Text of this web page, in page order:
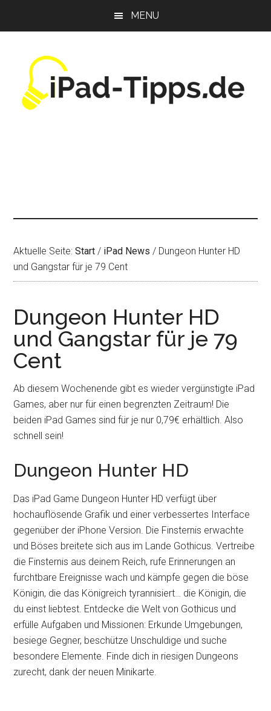
MENU
Aktuelle Seite:Start / iPad News / Dungeon Hunter HD
und Gangstar für je 79 Cent
Dungeon Hunter HD
und Gangstar für je 79
Cent
Ab diesem Wochenende gibt es wieder vergünstigte iPad
Games, aber nur für einen begrenzten Zeitraum! Die
beiden iPad Games sind für je nur 0,79€ erhältlich. Also
schnell sein!
Dungeon Hunter HD
Das iPad Game Dungeon Hunter HD verfügt über
hochauflösende Grafik und einer verbessertes Interface
gegenüber der iPhone Version. Die Finsternis erwachte
und Böses breitete sich aus im Lande Gothicus. Vertreibe
die Finsternis aus deinem Reich, rufe Erinnerungen an
furchtbare Ereignisse wach und kämpfe gegen die böse
Königin, die das Königreich tyrannisiert… die Königin, die
du einst liebtest. Entdecke die Welt von Gothicus und
erfülle Aufgaben und Missionen: Erkunde Umgebungen,
besiege Gegner, beschütze Unschuldige und suche
besondere Elemente. Finde dich in riesigen Dungeons
zurecht, dank der neuen Minikarte.